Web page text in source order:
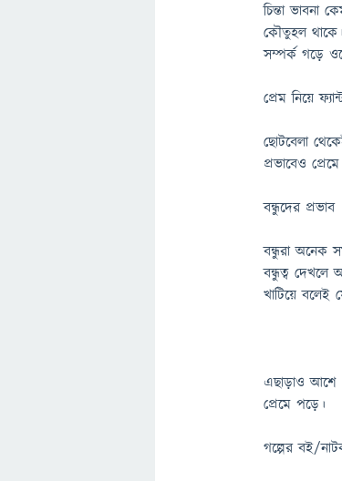
চিন্তা ভাবনা
কৌতুহল
সম্পর্ক গড়ে
প্রেম নিয়ে
ছোটবেলা
প্রভাবেও
বন্ধুদের প্রভাব
বন্ধুরা অনেক
বন্ধুত্ব
খাটিয়ে বলেই
এছাড়াও আশে
প্রেমে পড়ে।
গল্পের বই/